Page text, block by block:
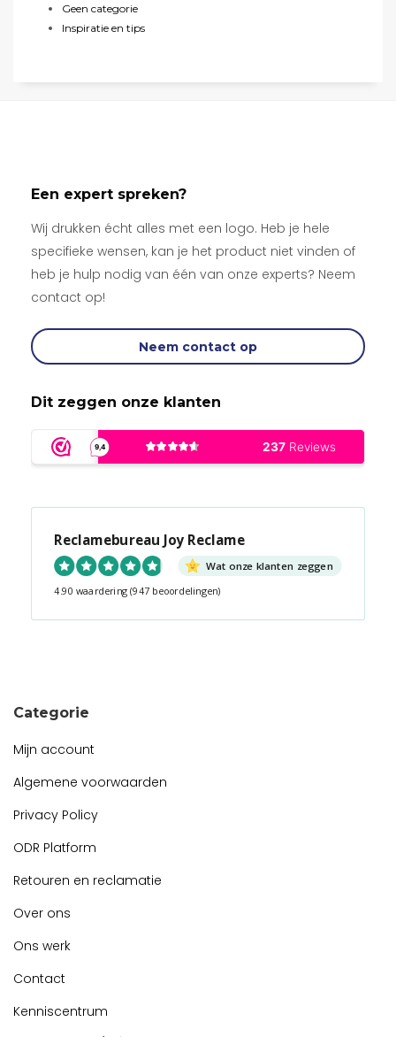
Geen categorie
Inspiratie en tips
Een expert spreken?
Wij drukken écht alles met een logo. Heb je hele
specifieke wensen, kan je het product niet vinden of
heb je hulp nodig van één van onze experts? Neem
contact op!
Neem contact op
Dit zeggen onze klanten
Reclamebureau Joy Reclame
Wat onze klanten zeggen
4.90 waardering (947 beoordelingen)
Categorie
Mijn account
Algemene voorwaarden
Privacy Policy
ODR Platform
Retouren en reclamatie
Over ons
Ons werk
Contact
Kenniscentrum